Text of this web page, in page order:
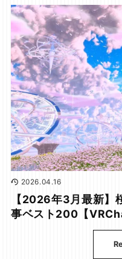
2026.04.16
【2026年3月最新】
事ベスト200【